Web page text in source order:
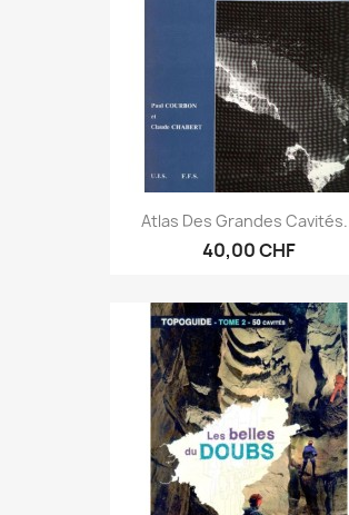
Atlas Des Grandes
40,00 CHF